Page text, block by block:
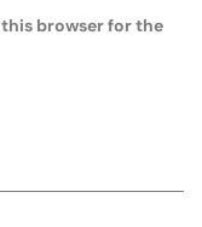
this browser for the